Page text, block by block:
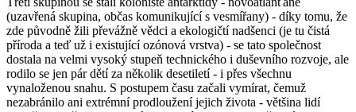
(uzavřená skupina, občas komunikující s vesmířany) - díky tomu, že
zde původně žili převážně vědci a ekologičtí nadšenci (je tu čistá
příroda a teď už i existující ozónová vrstva) - se tato společnost
dostala na velmi vysoký stupeň technického i duševního rozvoje, ale
rodilo se jen pár dětí za několik desetiletí - i přes všechnu
vynaloženou snahu. S postupem času začali vymírat, čemuž
nezabránilo ani extrémní prodloužení jejich života - většina lidí